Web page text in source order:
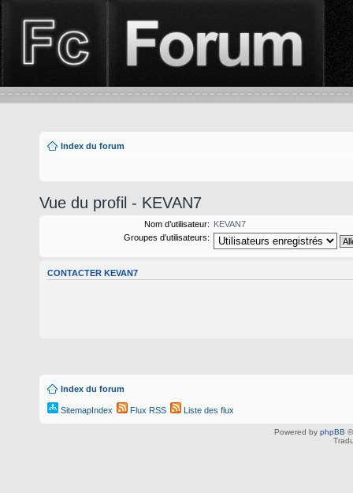
Index du forum
Vue du profil - KEVAN7
Nom d’utilisateur: KEVAN7
Groupes d’utilisateurs:
CONTACTER KEVAN7
Index du forum
SitemapIndex Flux RSS Liste des flux
Powered by phpBB